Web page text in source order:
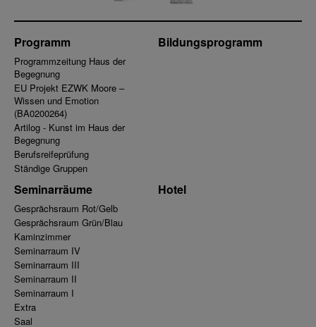
Programm
Programmzeitung Haus der
Begegnung
EU Projekt EZWK Moore –
Wissen und Emotion
(BA0200264)
Artilog - Kunst im Haus der
Begegnung
Berufsreifeprüfung
Ständige Gruppen
Bildungsprogramm
Seminarräume
Gesprächsraum Rot/Gelb
Gesprächsraum Grün/Blau
Kaminzimmer
Seminarraum IV
Seminarraum III
Seminarraum II
Seminarraum I
Extra
Saal
Hotel